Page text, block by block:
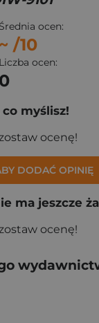
Średnia ocen:
~ /10
Liczba ocen:
0
myślisz!
ocenę!
DODAĆ OPINIĘ
ma jeszcze
ocenę!